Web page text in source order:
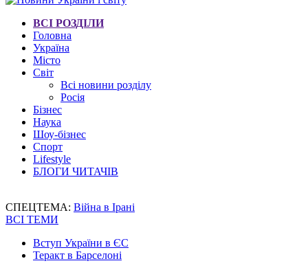
ВСІ РОЗДІЛИ
Головна
Україна
Місто
Світ
Всі новини розділу
Росія
Бізнес
Наука
Шоу-бізнес
Спорт
Lifestyle
БЛОГИ ЧИТАЧІВ
СПЕЦТЕМА: Війна в Ірані
ВСІ ТЕМИ
Вступ України в ЄС
Теракт в Барселоні